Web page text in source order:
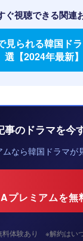
ぐ視聴できる関連
見られる韓国ド
選【2024年最新】
事のドラマを今
ムなら韓国ドラマが
レミアムを無
料体験あり ※解約はい